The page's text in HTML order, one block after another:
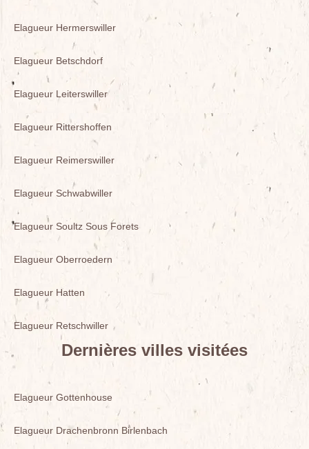
Elagueur Hermerswiller
Elagueur Betschdorf
Elagueur Leiterswiller
Elagueur Rittershoffen
Elagueur Reimerswiller
Elagueur Schwabwiller
Elagueur Soultz Sous Forets
Elagueur Oberroedern
Elagueur Hatten
Elagueur Retschwiller
Dernières villes visitées
Elagueur Gottenhouse
Elagueur Drachenbronn Birlenbach